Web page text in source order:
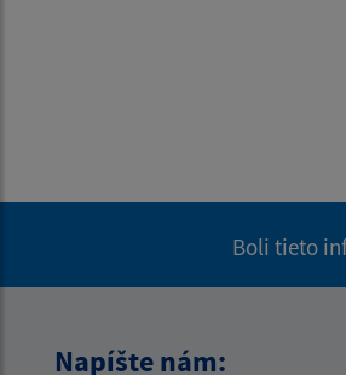
Boli tieto
Napíšte nám: